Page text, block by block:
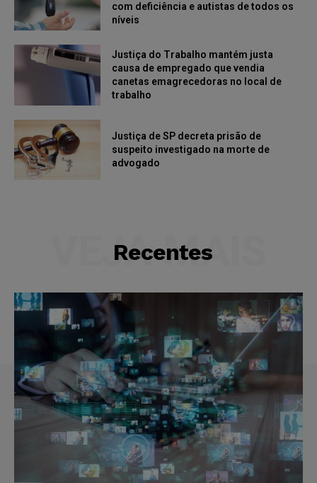
com deficiência e autistas de todos os
níveis
Justiça do Trabalho mantém justa
causa de empregado que vendia
canetas emagrecedoras no local de
trabalho
Justiça de SP decreta prisão de
suspeito investigado na morte de
advogado
Recentes
VEJA MAIS